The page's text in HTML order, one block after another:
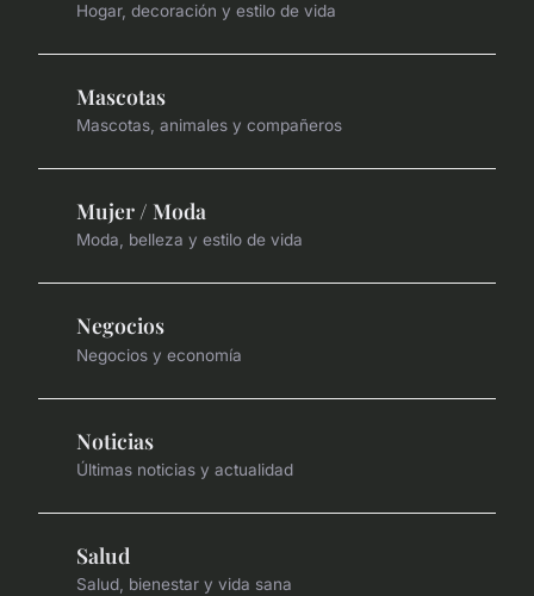
Hogar, decoración y estilo de vida
Mascotas
Mascotas, animales y compañeros
Mujer / Moda
Moda, belleza y estilo de vida
Negocios
Negocios y economía
Noticias
Últimas noticias y actualidad
Salud
Salud, bienestar y vida sana